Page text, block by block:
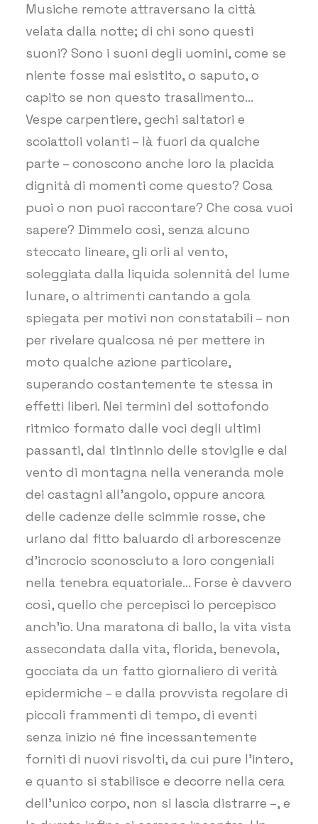
Musiche remote attraversano la città
velata dalla notte; di chi sono questi
suoni? Sono i suoni degli uomini, come se
niente fosse mai esistito, o saputo, o
capito se non questo trasalimento…
Vespe carpentiere, gechi saltatori e
scoiattoli volanti – là fuori da qualche
parte – conoscono anche loro la placida
dignità di momenti come questo? Cosa
puoi o non puoi raccontare? Che cosa vuoi
sapere? Dimmelo così, senza alcuno
steccato lineare, gli orli al vento,
soleggiata dalla liquida solennità del lume
lunare, o altrimenti cantando a gola
spiegata per motivi non constatabili – non
per rivelare qualcosa né per mettere in
moto qualche azione particolare,
superando costantemente te stessa in
effetti liberi. Nei termini del sottofondo
ritmico formato dalle voci degli ultimi
passanti, dal tintinnio delle stoviglie e dal
vento di montagna nella veneranda mole
dei castagni all’angolo, oppure ancora
delle cadenze delle scimmie rosse, che
urlano dal fitto baluardo di arborescenze
d’incrocio sconosciuto a loro congeniali
nella tenebra equatoriale… Forse è davvero
così, quello che percepisci lo percepisco
anch’io. Una maratona di ballo, la vita vista
assecondata dalla vita, florida, benevola,
gocciata da un fatto giornaliero di verità
epidermiche – e dalla provvista regolare di
piccoli frammenti di tempo, di eventi
senza inizio né fine incessantemente
forniti di nuovi risvolti, da cui pure l’intero,
e quanto si stabilisce e decorre nella cera
dell’unico corpo, non si lascia distrarre –, e